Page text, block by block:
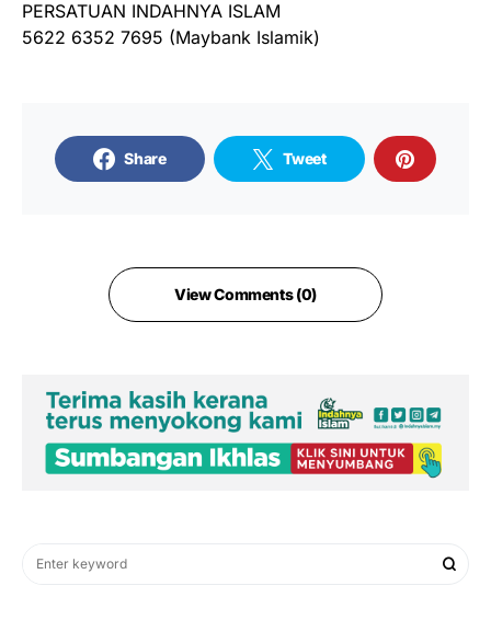
PERSATUAN INDAHNYA ISLAM
5622 6352 7695 (Maybank Islamik)
Share Tweet
View Comments (0)